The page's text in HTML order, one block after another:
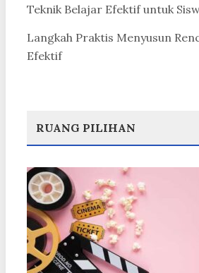
Teknik Belajar Efektif untuk
Langkah Praktis Menyusun
Efektif
RUANG PILIHAN